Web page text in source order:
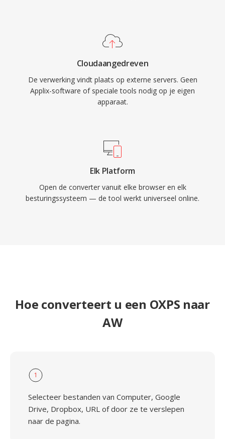
Cloudaangedreven
De verwerking vindt plaats op externe servers. Geen
Applix-software of speciale tools nodig op je eigen
apparaat.
Elk Platform
Open de converter vanuit elke browser en elk
besturingssysteem — de tool werkt universeel online.
Hoe converteert u een OXPS naar
AW
1
Selecteer bestanden van Computer, Google
Drive, Dropbox, URL of door ze te verslepen
naar de pagina.